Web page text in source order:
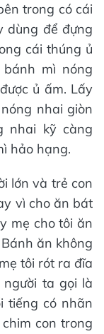
trong có cái
dùng để đựng
cái thúng ủ
mì nóng
ủ ấm. Lấy
nhai giòn
nhai kỹ càng
hảo hạng.
lớn và trẻ con
vì cho ăn bát
mẹ cho tôi ăn
ăn không
tôi rót ra đĩa
ta gọi là
tiếng có nhãn
con trong